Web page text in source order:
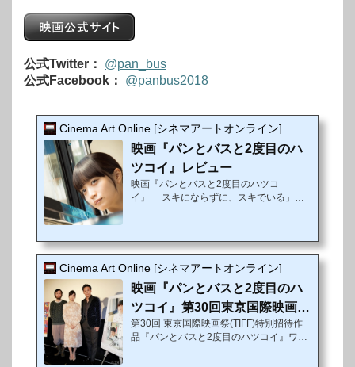
公式Twitter：
@pan_bus
公式Facebook：
@panbus2018
Cinema Art Online [シネマアートオンライン]
映画『パンとバスと2度目のハ
ツコイ』レビュー
映画『パンとバスと2度目のハツコ
イ』 「スキにならずに、スキでいる」恋
三代目 J Soul Brothers from EXILE TRIBE
のパフォーマーとして活動する山下健二郎
と共演する映画『パンとバスと2度目のハ
ツコイ』が2018年2月17日（土）より劇
場公開となる。第30回東京国際映画祭（TI
FF）でのワールドプレミア上映のチケッ
トは即完となり、共感とモヤモヤを巻き起
Cinema Art Online [シネマアートオンライン]
映画『パンとバスと2度目のハ
ツコイ』第30回東京国際映画祭
特別招待作品 舞台挨拶...
第30回 東京国際映画祭(TIFF)特別招待作
品『パンとバスと2度目のハツコイ』ワー